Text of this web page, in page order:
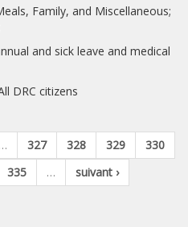
Miscellaneous;
and medical
citizens
… 327 328 329
330
335 …
suivant ›